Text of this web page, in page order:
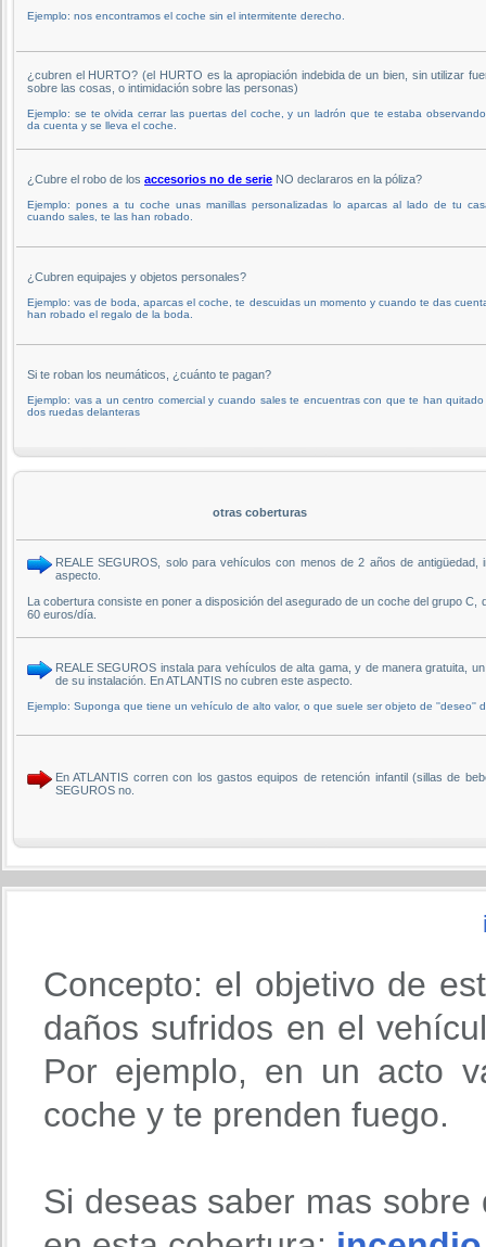
Ejemplo: nos encontramos el coche sin el intermitente derecho.
¿cubren el HURTO? (el HURTO es la apropiación indebida de un bien, sin utilizar
sobre las cosas, o intimidación sobre las personas)
Ejemplo: se te olvida cerrar las puertas del coche, y un ladrón que te estaba
da cuenta y se lleva el coche.
¿Cubre el robo de los accesorios no de serie NO declararos en la póliza?
Ejemplo: pones a tu coche unas manillas personalizadas lo aparcas al lado de tu
cuando sales, te las han robado.
¿Cubren equipajes y objetos personales?
Ejemplo: vas de boda, aparcas el coche, te descuidas un momento y cuando te das
han robado el regalo de la boda.
Si te roban los neumáticos, ¿cuánto te pagan?
Ejemplo: vas a un centro comercial y cuando sales te encuentras con que te han quitado
dos ruedas delanteras
otras coberturas
REALE SEGUROS, solo para vehículos con menos de 2 años de
aspecto.
La cobertura consiste en poner a disposición del asegurado de un coche del grupo
60 euros/día.
REALE SEGUROS instala para vehículos de alta gama, y de manera gratuita,
de su instalación. En ATLANTIS no cubren este aspecto.
Ejemplo: Suponga que tiene un vehículo de alto valor, o que suele ser objeto de
En ATLANTIS corren con los gastos equipos de retención infantil (sillas de
SEGUROS no.
Concepto: el objetivo de
daños sufridos en el
Por ejemplo, en un acto
coche y te prenden fuego.
Si deseas saber mas